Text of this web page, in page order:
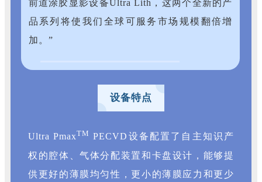
前道涂胶显影设备Ultra Lith，这两个全新的产
品系列将使我们全球可服务市场规模翻倍增
加。”
设备特点
Ultra PmaxTM PECVD设备配置了自主知识产
权的腔体、气体分配装置和卡盘设计，能够提
供更好的薄膜均匀性，更小的薄膜应力和更少